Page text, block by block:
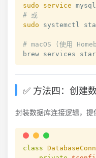
sudo
service
# 或
sudo systemctl
# macOS (使用
brew services
✅ 方法四：创建
封装数据库连接逻辑，提
class